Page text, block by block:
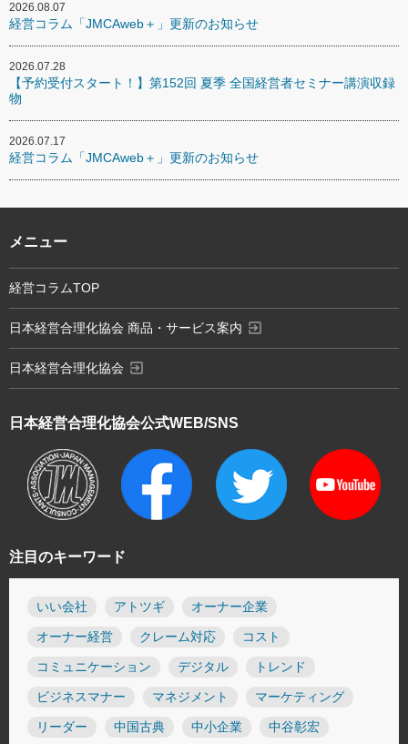
2026.08.07
経営コラム「JMCAweb＋」更新のお知らせ
2026.07.28
【予約受付スタート！】第152回 夏季 全国経営者セミナー講演収録
物
2026.07.17
経営コラム「JMCAweb＋」更新のお知らせ
注目のキーワード
いい会社 アトツギ オーナー企業
オーナー経営 クレーム対応 コスト
コミュニケーション デジタル トレンド
ビジネスマナー マネジメント マーケティング
リーダー 中国古典 中小企業 中谷彰宏
日本経営合理化協会公式WEB/SNS
メニュー
経営コラムTOP
日本経営合理化協会 商品・サービス案内 exit_to_app
日本経営合理化協会 exit_to_app